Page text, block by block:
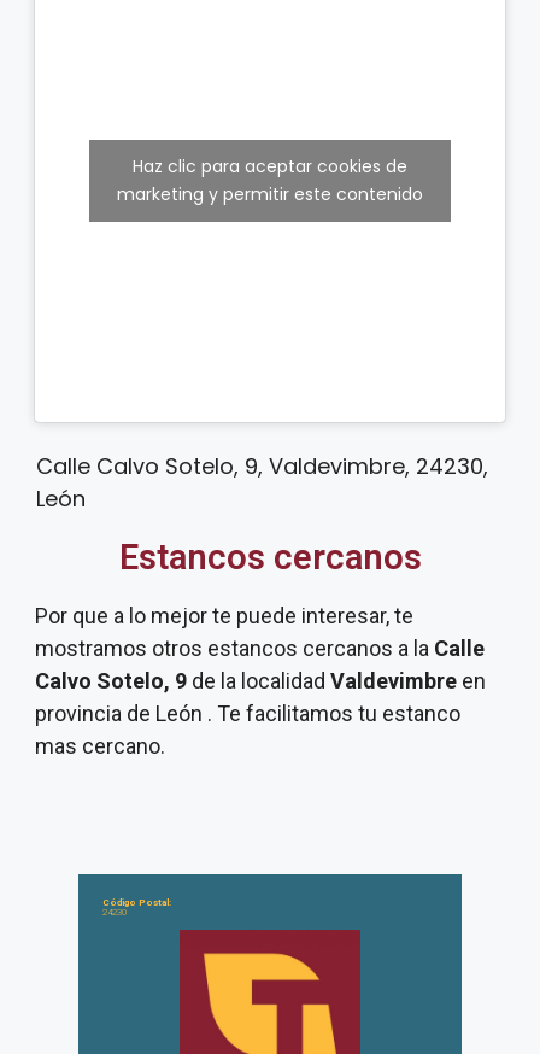
Haz clic para aceptar cookies de
marketing y permitir este contenido
Calle Calvo Sotelo, 9, Valdevimbre, 24230,
León
Estancos cercanos
Por que a lo mejor te puede interesar, te
mostramos otros estancos cercanos a la Calle
Calvo Sotelo, 9 de la localidad Valdevimbre en
provincia de León . Te facilitamos tu estanco
mas cercano.
Código Postal:
24230